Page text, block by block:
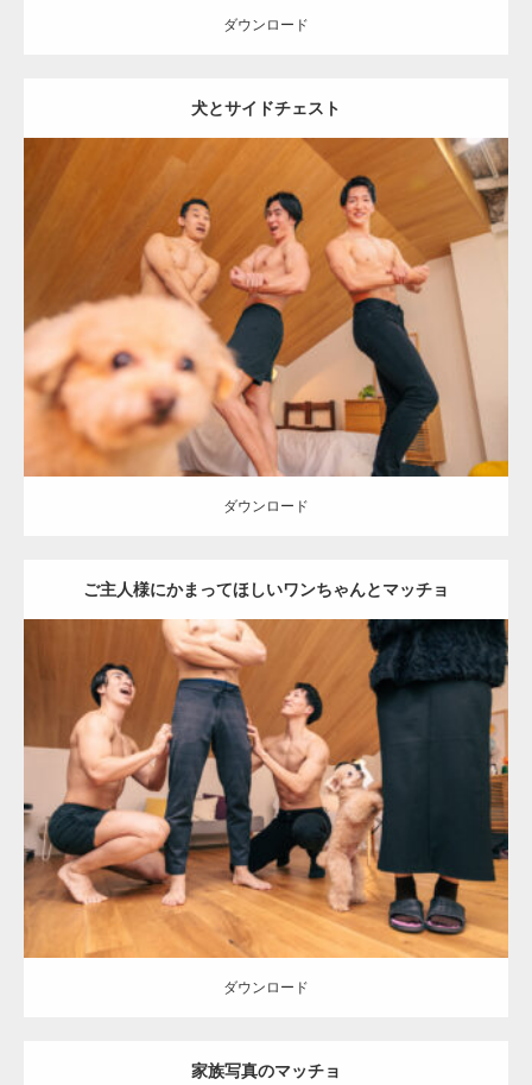
ダウンロード
犬とサイドチェスト
Update: 2026.05.9
ワンちゃん(犬)とマッチョ オレンジの人 AKIHITO(細マッ
チョ)
SOSUKE 外資系筋肉
ダウンロード
ダウンロード
ご主人様にかまってほしいワンちゃんとマッチョ
Update: 2026.05.9
Category:ワンちゃん(犬)とマッチョ オレンジの人 AKIHITO(細マッ
チョ)
SOSUKE 外資系筋肉
ダウンロード
ダウンロード
家族写真のマッチョ